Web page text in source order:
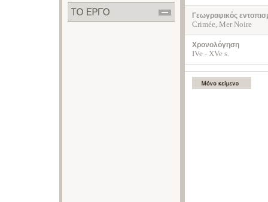
Γεωγραφικός
Crimée, Mer Noire
Χρονολόγηση
IVe - XVe s.